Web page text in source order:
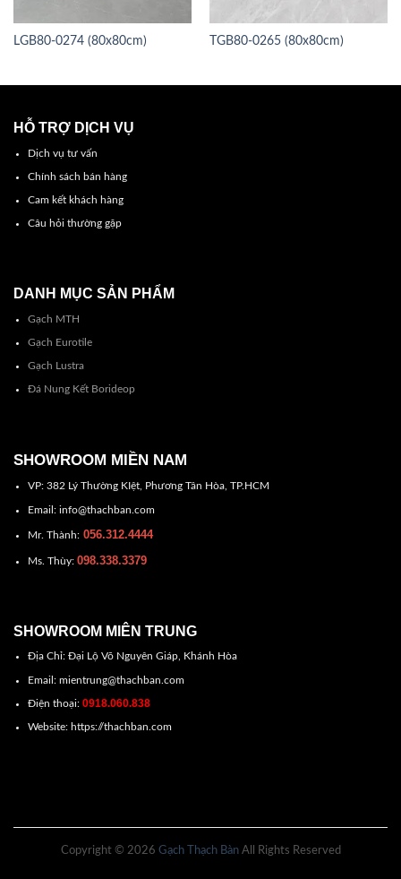
LGB80-0274 (80x80cm) TGB80-0265 (80x80cm)
HỖ TRỢ DỊCH VỤ
Dịch vụ tư vấn
Chính sách bán hàng
Cam kết khách hàng
Câu hỏi thường gặp
DANH MỤC SẢN PHẨM
Gạch MTH
Gạch Eurotile
Gạch Lustra
Đá Nung Kết Borideop
SHOWROOM MIỀN NAM
VP: 382 Lý Thường KIệt, Phương Tân Hòa, TP.HCM
Email: info@thachban.com
Mr. Thành:056.312.4444
Ms. Thùy: 098.338.3379
SHOWROOM MIÊN TRUNG
Địa Chỉ: Đại Lộ Võ Nguyên Giáp, Khánh Hòa
Email: mientrung@thachban.com
Điện thoại: 0918.060.838
Website: https://thachban.com
Copyright © 2026 Gạch Thạch BànAll Rights Reserved